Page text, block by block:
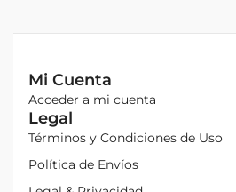
Mi Cuenta
Acceder a mi cuenta
Legal
Términos y Condiciones de Uso
Política de Envíos